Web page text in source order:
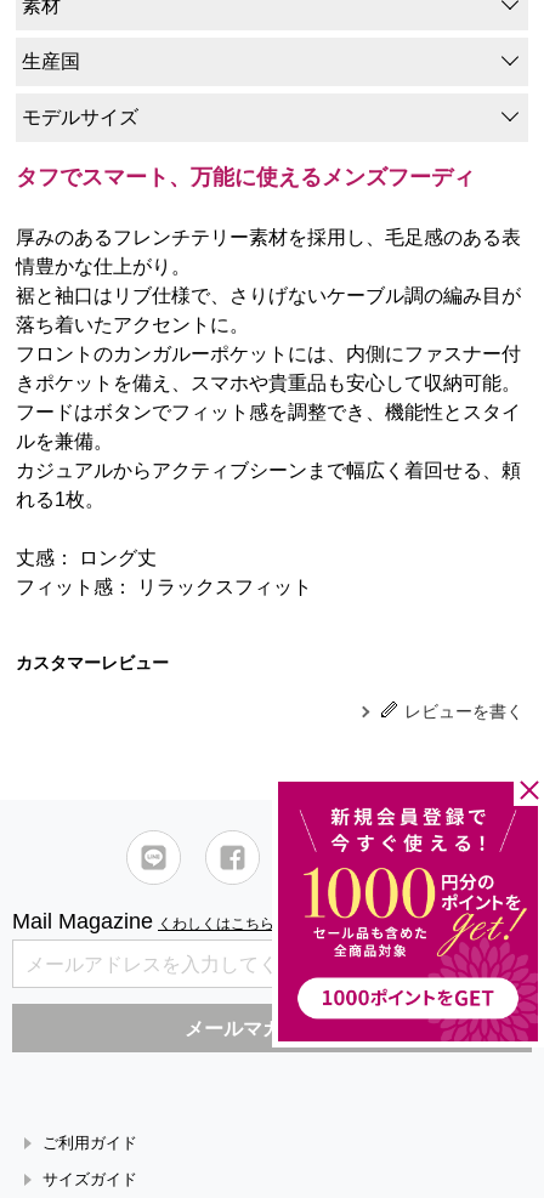
素材
生産国
モデルサイズ
タフでスマート、万能に使えるメンズフーディ
厚みのあるフレンチテリー素材を採用し、毛足感のある表
情豊かな仕上がり。
裾と袖口はリブ仕様で、さりげないケーブル調の編み目が
落ち着いたアクセントに。
フロントのカンガルーポケットには、内側にファスナー付
きポケットを備え、スマホや貴重品も安心して収納可能。
フードはボタンでフィット感を調整でき、機能性とスタイ
ルを兼備。
カジュアルからアクティブシーンまで幅広く着回せる、頼
れる1枚。
丈感： ロング丈
フィット感： リラックスフィット
カスタマーレビュー
レビューを書く
Mail Magazine くわしくはこちら
ご利用ガイド
サイズガイド